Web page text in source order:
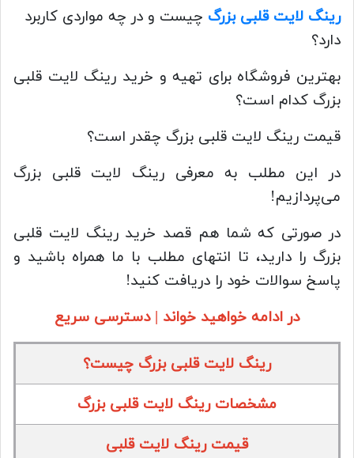
رینگ لایت قلبی بزرگ چیست و در چه مواردی کاربرد
دارد؟
بهترین فروشگاه برای تهیه و خرید رینگ لایت قلبی
بزرگ کدام است؟
قیمت رینگ لایت قلبی بزرگ چقدر است؟
در این مطلب به معرفی رینگ لایت قلبی بزرگ
می‌پردازیم!
در صورتی که شما هم قصد خرید رینگ لایت قلبی
بزرگ را دارید، تا انتهای مطلب با ما همراه باشید و
پاسخ سوالات خود را دریافت کنید!
در ادامه خواهید خواند | دسترسی سریع
رینگ لایت قلبی بزرگ چیست؟
مشخصات رینگ لایت قلبی بزرگ
قیمت رینگ لایت قلبی